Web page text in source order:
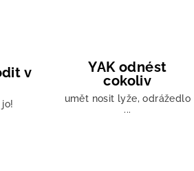
v
jo!
YAK odnést
cokoliv
umět nosit lyže, odrážedlo
...